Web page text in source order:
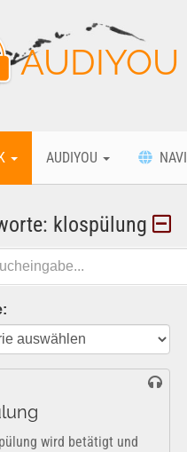
AUDIYOU
AUDIYOU NAVI
klospülung
wird betätigt und